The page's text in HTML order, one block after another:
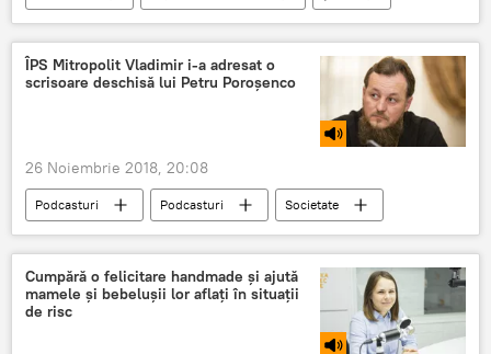
Ambasadorul FR
vizita Gagauzia
ÎPS Mitropolit Vladimir i-a adresat o
scrisoare deschisă lui Petru Poroșenco
26 Noiembrie 2018, 20:08
Podcasturi Podcasturi
Societate
Știri
Republica Moldova
Religie
Moldova
Cumpără o felicitare handmade și ajută
mamele și bebelușii lor aflați în situații
de risc